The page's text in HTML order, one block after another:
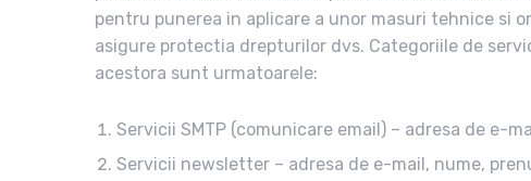
pentru punerea in aplicare a unor masuri tehnice si
asigure protectia drepturilor dvs. Categoriile de
acestora sunt urmatoarele:
Servicii SMTP (comunicare email) – adresa de e-
Servicii newsletter – adresa de e-mail, nume,